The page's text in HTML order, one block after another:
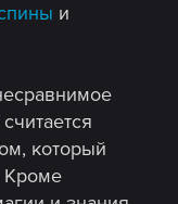
и
который
Кроме